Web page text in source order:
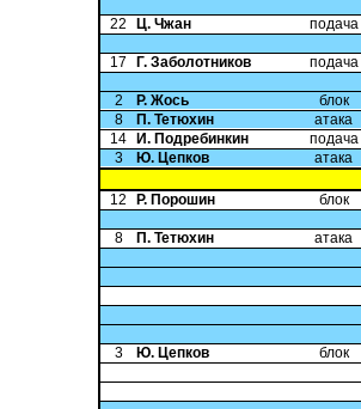
22 Ц. Чжан подача
17 Г. Заболотников подача
2 Р. Жось
блок
8
П. Тетюхин
атака
14
И. Подребинкин
подача
3
Ю. Цепков атака
12 Р. Порошин блок
8 П. Тетюхин атака
3 Ю. Цепков блок